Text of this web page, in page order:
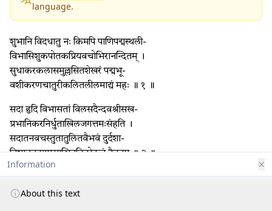
language.
शुभानि विदधातु नः किमपि पाणिपद्मस्थली-
विभासिशुकपोतकप्रियवचोभिरानन्दितम् ।
सुधाकरकलासमुल्लसितशेखरं पद्मभू-
वशीकरणचातुरीकलितलीलमाद्यं महः ॥ १ ॥
सदा हृदि विभासतां विलसदैन्दवश्रीसख-
प्रभानिकरनिर्धुताखिलजगत्तमःसंहति ।
सदातनवचस्तुतातुलितवैभवं दुर्दशा-
निशातनदयारसाञ्चितविलोकनं दैवतम् ॥ २ ॥
कलक्कणितनूपुरं कलितदीनरक्षाकरं
शशाङ्ककृतशेखरं शमितभक्तदैन्योत्करम् ।
Information ×
About this text